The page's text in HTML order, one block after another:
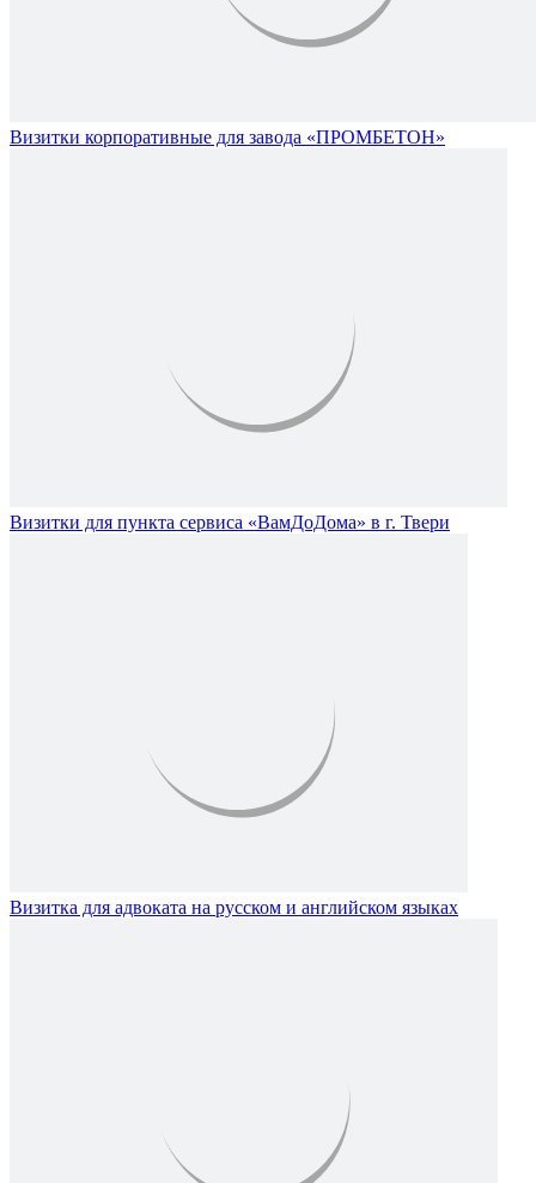
Визитки корпоративные для завода «ПРОМБЕТОН»
Визитки для пункта сервиса «ВамДоДома» в г. Твери
Визитка для адвоката на русском и английском языках